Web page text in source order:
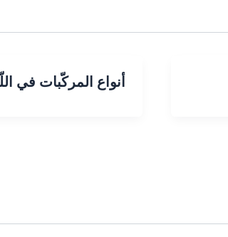
أنواع المركّبات في